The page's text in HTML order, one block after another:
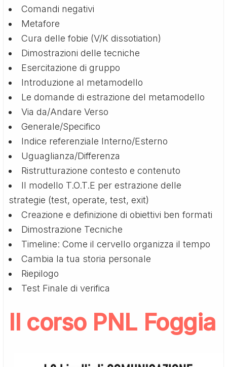
Comandi negativi
Metafore
Cura delle fobie (V/K dissotiation)
Dimostrazioni delle tecniche
Esercitazione di gruppo
Introduzione al metamodello
Le domande di estrazione del metamodello
Via da/Andare Verso
Generale/Specifico
Indice referenziale Interno/Esterno
Uguaglianza/Differenza
Ristrutturazione contesto e contenuto
Il modello T.O.T.E per estrazione delle
strategie (test, operate, test, exit)
Creazione e definizione di obiettivi ben formati
Dimostrazione Tecniche
Timeline: Come il cervello organizza il tempo
Cambia la tua storia personale
Riepilogo
Test Finale di verifica
Il corso PNL Foggia